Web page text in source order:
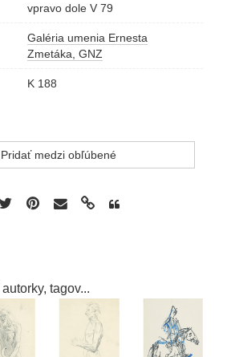
vpravo dole V 79
Galéria umenia Ernesta
Zmetáka, GNZ
K 188
medzi obľúbené
tagov...